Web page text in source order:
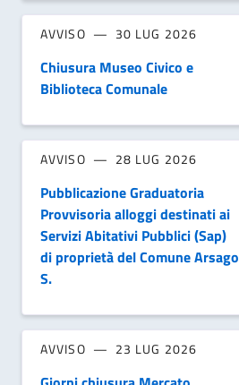
AVVISO 30 LUG 2026
Chiusura Museo Civico e
Biblioteca Comunale
AVVISO 28 LUG 2026
Pubblicazione Graduatoria
Provvisoria alloggi destinati ai
Servizi Abitativi Pubblici (Sap)
di proprietà del Comune Arsago
S.
AVVISO 23 LUG 2026